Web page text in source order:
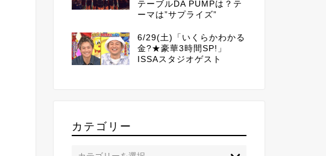
テーブルDA PUMPは？テ
ーマは”サプライズ”
6/29(土)「いくらかわかる
金?★豪華3時間SP!」
ISSAスタジオゲスト
カテゴリー